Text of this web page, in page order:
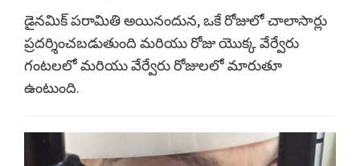
డైనమిక్ పరామితి అయినందున, ఒకే రోజులో చాలాసార్లు
ప్రదర్శించబడుతుంది మరియు రోజు యొక్క వేర్వేరు
గంటలలో మరియు వేర్వేరు రోజులలో మారుతూ
ఉంటుంది.